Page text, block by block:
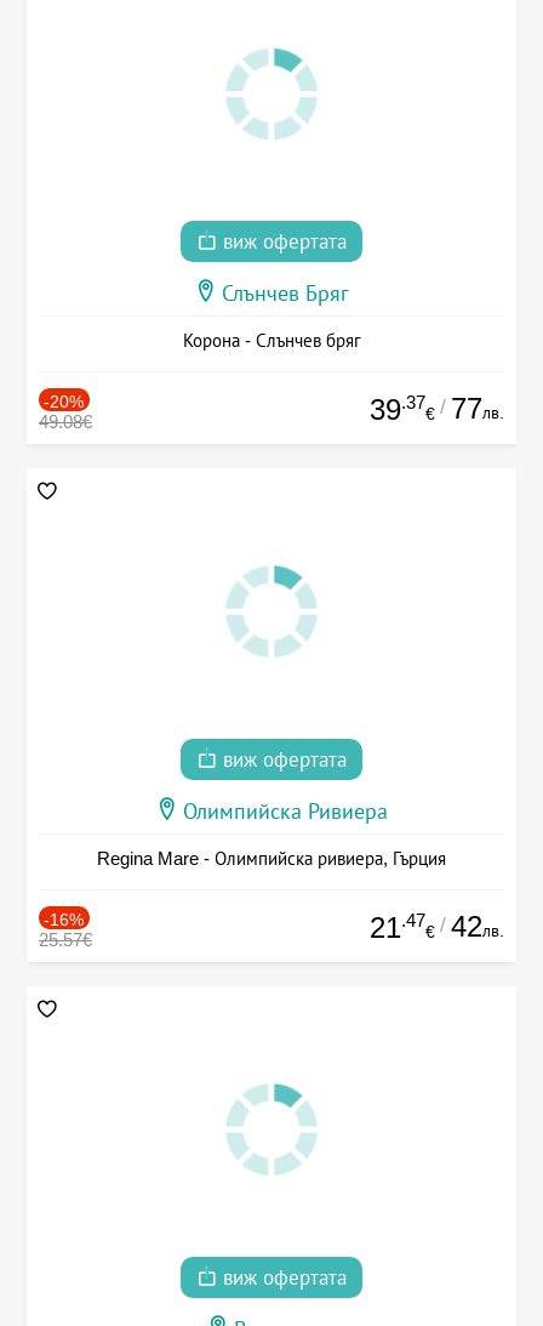
виж офертата
Слънчев Бряг
Корона - Слънчев бряг
-20%
49.08€ 39.37
€ / 77лв.
виж офертата
Олимпийска Ривиера
Regina Mare - Олимпийска ривиера, Гърция
-16%
25.57€ 21.47
€ / 42лв.
виж офертата